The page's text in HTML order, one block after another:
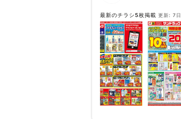
最新のチラシ5枚掲載 更新: 7